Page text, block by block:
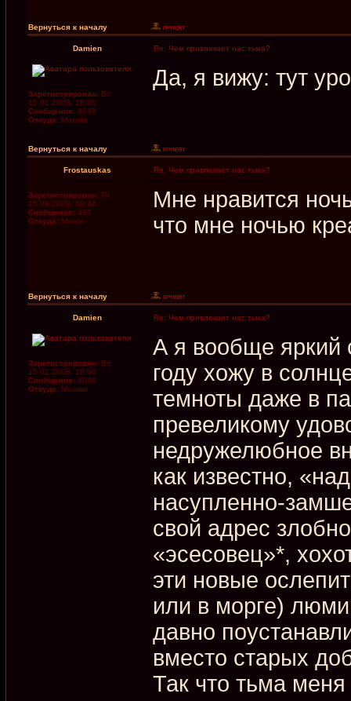
Вернуться к началу
Damien Re: Чем привлекает нас тьма?
Зарегистрирован: Вт
15.01.2008, 18:00
Сообщения: 4048
Откуда: Москва
Да, я вижу: тут
Вернуться к началу
Frostauskas Re: Чем привлекает нас тьма?
Зарегистрирован: Пт
15.08.2008, 09:46
Сообщения: 487
Откуда: Минск
Мне нравится
что мне ночью
Вернуться к началу
Damien Re: Чем привлекает нас тьма?
Зарегистрирован: Вт
15.01.2008, 18:00
Сообщения: 4048
Откуда: Москва
А я вообще яркий
году хожу в
темноты даже в
превеликому
недружелюбное
как известно,
насупленно-
свой адрес
«эсесовец»*,
эти новые
или в морге)
давно
вместо старых
Так что тьма